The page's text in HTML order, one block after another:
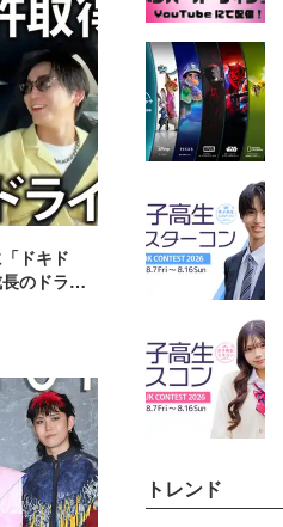
ドキド
のドライ
トレンド